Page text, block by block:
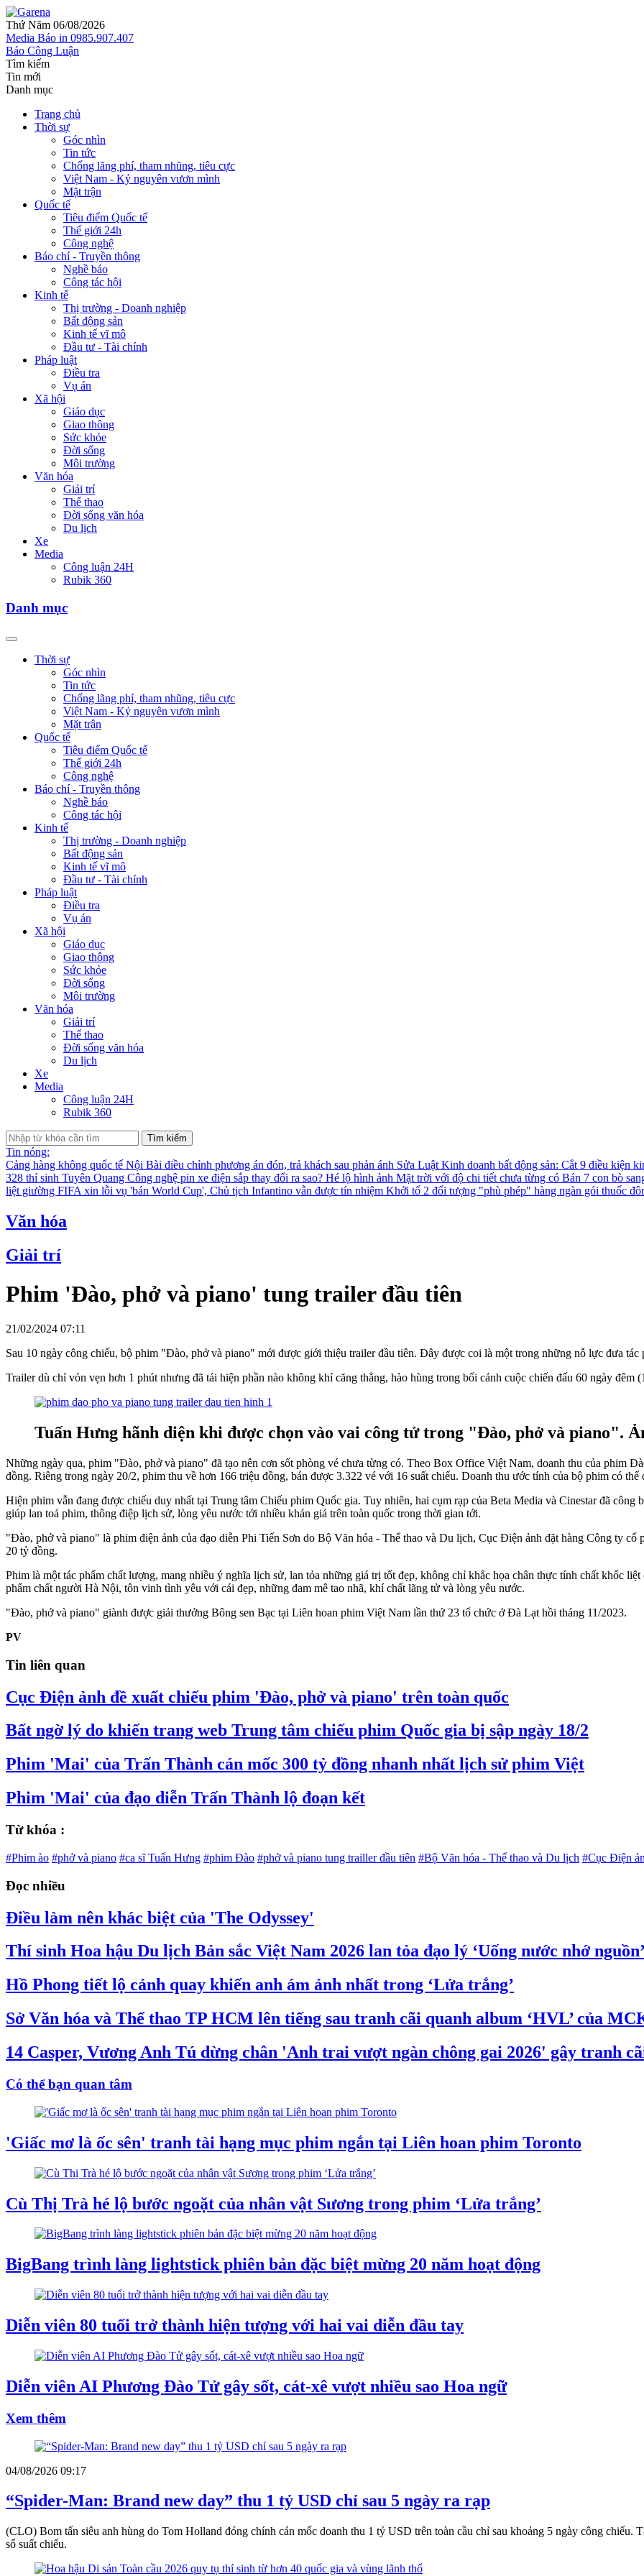
Thứ Năm 06/08/2026
Media Báo in 0985.907.407
Báo Công Luận
Tìm kiếm
Tin mới
Danh mục
Trang chủ
Thời sự
Góc nhìn
Tin tức
Chống lãng phí, tham nhũng, tiêu cực
Việt Nam - Kỷ nguyên vươn mình
Mặt trận
Quốc tế
Tiêu điểm Quốc tế
Thế giới 24h
Công nghệ
Báo chí - Truyền thông
Nghề báo
Công tác hội
Kinh tế
Thị trường - Doanh nghiệp
Bất động sản
Kinh tế vĩ mô
Đầu tư - Tài chính
Pháp luật
Điều tra
Vụ án
Xã hội
Giáo dục
Giao thông
Sức khỏe
Đời sống
Môi trường
Văn hóa
Giải trí
Thể thao
Đời sống văn hóa
Du lịch
Xe
Media
Công luận 24H
Rubik 360
Danh mục
Thời sự
Góc nhìn
Tin tức
Chống lãng phí, tham nhũng, tiêu cực
Việt Nam - Kỷ nguyên vươn mình
Mặt trận
Quốc tế
Tiêu điểm Quốc tế
Thế giới 24h
Công nghệ
Báo chí - Truyền thông
Nghề báo
Công tác hội
Kinh tế
Thị trường - Doanh nghiệp
Bất động sản
Kinh tế vĩ mô
Đầu tư - Tài chính
Pháp luật
Điều tra
Vụ án
Xã hội
Giáo dục
Giao thông
Sức khỏe
Đời sống
Môi trường
Văn hóa
Giải trí
Thể thao
Đời sống văn hóa
Du lịch
Xe
Media
Công luận 24H
Rubik 360
Tìm kiếm
Tin nóng:
Cảng hàng không quốc tế Nội Bài điều chỉnh phương án đón, trả khách sau phản ánh Sửa Luật Kinh doanh bất động sản: Cắt 9 điều kiện
328 thí sinh Tuyên Quang Công nghệ pin xe điện sắp thay đổi ra sao? Hé lộ hình ảnh Mặt trời với độ chi tiết chưa từng có Bán 7 con bò
liệt giường FIFA xin lỗi vụ 'bán World Cup', Chủ tịch Infantino vẫn được tín nhiệm Khởi tố 2 đối tượng "phù phép" hàng ngàn gói thuốc
Văn hóa
Giải trí
Phim 'Đào, phở và piano' tung trailer đầu tiên
21/02/2024 07:11
Sau 10 ngày công chiếu, bộ phim "Đào, phở và piano" mới được giới thiệu trailer đầu tiên. Đây được coi là một trong những nỗ lực đưa
Trailer dù chỉ vỏn vẹn hơn 1 phút nhưng đã tái hiện phần nào không khí căng thẳng, hào hùng trong bối cảnh cuộc chiến đấu 60 ngày
Tuấn Hưng hãnh diện khi được chọn vào vai công tử trong "Đào, phở và piano".
Những ngày qua, phim "Đào, phở và piano" đã tạo nên cơn sốt phòng vé chưa từng có. Theo Box Office Việt Nam, doanh thu của phim
đồng. Riêng trong ngày 20/2, phim thu về hơn 166 triệu đồng, bán được 3.322 vé với 16 suất chiếu. Doanh thu ước tính của bộ phim có
Hiện phim vẫn đang được chiếu duy nhất tại Trung tâm Chiếu phim Quốc gia. Tuy nhiên, hai cụm rạp của Beta Media và Cinestar đã
giúp lan toả phim, thông điệp lịch sử, lòng yêu nước tới nhiều khán giả trên toàn quốc trong thời gian tới.
"Đào, phở và piano" là phim điện ảnh của đạo diễn Phi Tiến Sơn do Bộ Văn hóa - Thể thao và Du lịch, Cục Điện ảnh đặt hàng Công ty
20 tỷ đồng.
Phim là một tác phẩm chất lượng, mang nhiều ý nghĩa lịch sử, lan tỏa những giá trị tốt đẹp, không chỉ khắc họa chân thực tính chất khốc
phẩm chất người Hà Nội, tôn vinh tình yêu với cái đẹp, những đam mê tao nhã, khí chất lãng tử và lòng yêu nước.
"Đào, phở và piano" giành được giải thưởng Bông sen Bạc tại Liên hoan phim Việt Nam lần thứ 23 tổ chức ở Đà Lạt hồi tháng 11/2023.
PV
Tin liên quan
Cục Điện ảnh đề xuất chiếu phim 'Đào, phở và piano' trên toàn quốc
Bất ngờ lý do khiến trang web Trung tâm chiếu phim Quốc gia bị sập ngày 18/2
Phim 'Mai' của Trấn Thành cán mốc 300 tỷ đồng nhanh nhất lịch sử phim Việt
Phim 'Mai' của đạo diễn Trấn Thành lộ đoạn kết
Từ khóa :
#Phim ào #phở và piano #ca sĩ Tuấn Hưng #phim Đào #phở và piano tung trailler đầu tiên #Bộ Văn hóa - Thể thao và Du lịch #Cục Điện
Đọc nhiều
Điều làm nên khác biệt của 'The Odyssey'
Thí sinh Hoa hậu Du lịch Bản sắc Việt Nam 2026 lan tỏa đạo lý ‘Uống nước nhớ
Hồ Phong tiết lộ cảnh quay khiến anh ám ảnh nhất trong ‘Lửa trắng’
Sở Văn hóa và Thể thao TP HCM lên tiếng sau tranh cãi quanh album ‘HVL’ của
14 Casper, Vương Anh Tú dừng chân 'Anh trai vượt ngàn chông gai 2026' gây tranh
Có thể bạn quan tâm
'Giấc mơ là ốc sên' tranh tài hạng mục phim ngắn tại Liên hoan phim Toronto
Cù Thị Trà hé lộ bước ngoặt của nhân vật Sương trong phim ‘Lửa trắng’
BigBang trình làng lightstick phiên bản đặc biệt mừng 20 năm hoạt động
Diễn viên 80 tuổi trở thành hiện tượng với hai vai diễn đầu tay
Diễn viên AI Phương Đào Tử gây sốt, cát-xê vượt nhiều sao Hoa ngữ
Xem thêm
04/08/2026 09:17
“Spider-Man: Brand new day” thu 1 tỷ USD chỉ sau 5 ngày ra rạp
(CLO) Bom tấn siêu anh hùng do Tom Holland đóng chính cán mốc doanh thu 1 tỷ USD trên toàn cầu chỉ sau khoảng 5 ngày công
số suất chiếu.